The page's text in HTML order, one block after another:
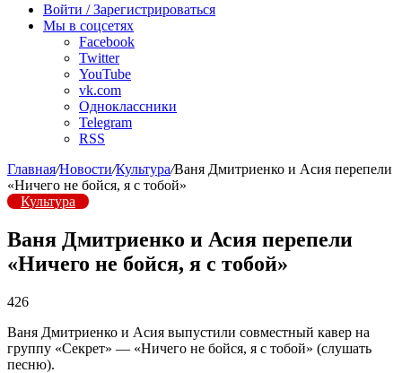
радио
Войти / Зарегистрироваться
Мы в соцсетях
Facebook
Twitter
YouTube
vk.com
Одноклассники
Telegram
RSS
Главная/Новости/Культура/Ваня Дмитриенко и Асия перепели
«Ничего не бойся, я с тобой»
Культура
Ваня Дмитриенко и Асия перепели
«Ничего не бойся, я с тобой»
426
Ваня Дмитриенко и Асия выпустили совместный кавер на
группу «Секрет» — «Ничего не бойся, я с тобой» (слушать
песню).